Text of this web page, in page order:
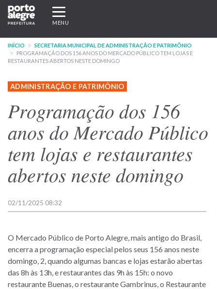
Pular
para
conteúdo
principal
Expandir/recolher
navegação
MENU
INÍCIO
SECRETARIA MUNICIPAL DE ADMINISTRAÇÃO E PATRIMÔNIO
PROGRAMAÇÃO DOS 156 ANOS DO MERCADO PÚBLICO TEM LOJAS E
RESTAURANTES ABERTOS NESTE DOMINGO
ADMINISTRAÇÃO E PATRIMÔNIO
Programação dos 156
anos do Mercado Público
tem lojas e restaurantes
abertos neste domingo
02/11/2025 08:32
O Mercado Público de Porto Alegre, mais antigo do Brasil,
encerra a programação especial pelos seus 156 anos neste
domingo, 2, quando algumas bancas e lojas estarão abertas
das 8h às 13h, e restaurantes das 9h às 15h: o novo
restaurante Buenas, o restaurante Gambrinus, o Restaurante